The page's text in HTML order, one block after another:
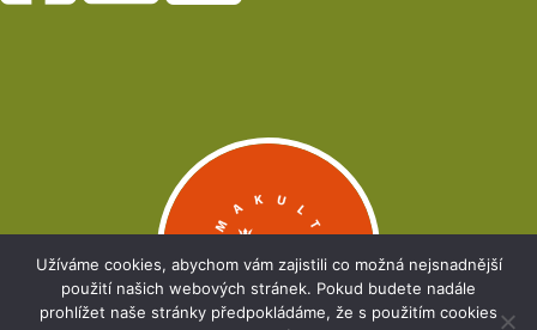
Užíváme cookies, abychom vám zajistili co možná nejsnadnější
použití našich webových stránek. Pokud budete nadále
prohlížet naše stránky předpokládáme, že s použitím cookies